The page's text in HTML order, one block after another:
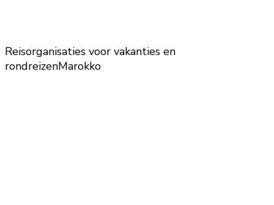
Reisorganisaties voor vakanties en
rondreizenMarokko